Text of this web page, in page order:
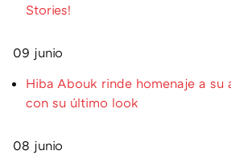
Stories!
09 junio
Hiba Abouk rinde homenaje a su
con su último look
08 junio